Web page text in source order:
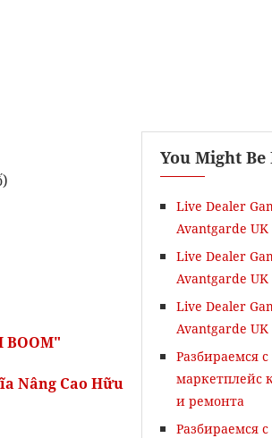
You Might
Live Dealer
Avantgarde UK
Live Dealer
Avantgarde UK
Live Dealer
Avantgarde UK
Разбираемся
маркетплейс
и ремонта
Разбираемся
BOOM"
Nâng Cao Hữu
Kỹ Năng